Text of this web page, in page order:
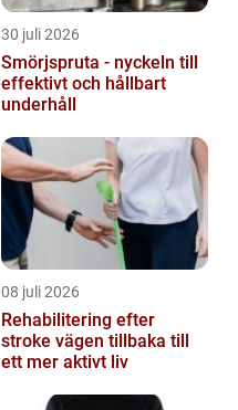
30 juli 2026
Smörjspruta - nyckeln till
effektivt och hållbart
underhåll
08 juli 2026
Rehabilitering efter
stroke vägen tillbaka till
ett mer aktivt liv